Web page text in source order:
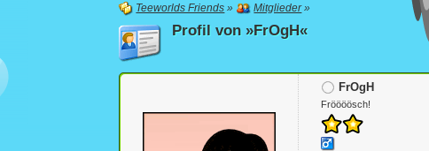
Teeworlds Friends » Mitglieder»
Profil von »FrOgH«
FrOgH
Fröööösch!